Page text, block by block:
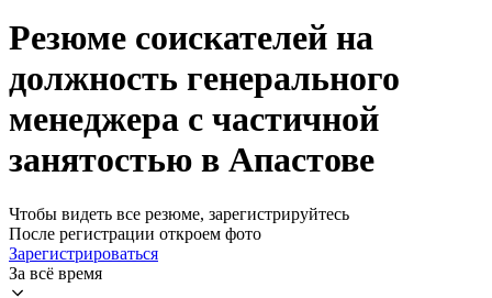
Резюме соискателей на
должность генерального
менеджера с частичной
занятостью в Апастове
Чтобы видеть все резюме, зарегистрируйтесь
После регистрации откроем фото
Зарегистрироваться
За всё время